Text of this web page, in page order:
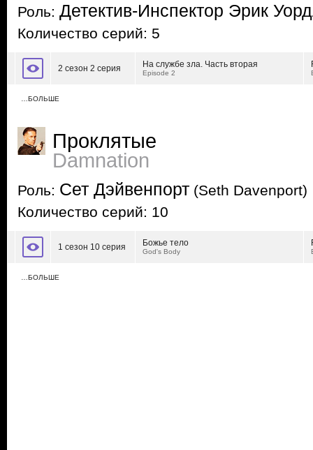
Роль: Детектив-Инспектор Эрик
Количество серий: 5
2 сезон 2 серия На службе зла. Часть вторая
Episode 2
…БОЛЬШЕ
Проклятые
Damnation
Роль: Сет Дэйвенпорт (Seth Davenport)
Количество серий: 10
1 сезон 10 серия Божье тело
God's Body
…БОЛЬШЕ